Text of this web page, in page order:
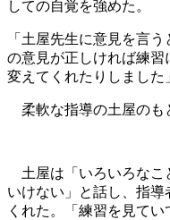
しての自覚を強めた。
「土屋先生に意見を言
の意見が正しければ練
変えてくれたりしました
柔軟な指導の土屋のも
土屋は「いろいろなこ
いけない」と話し、指
くれた。「練習を見て